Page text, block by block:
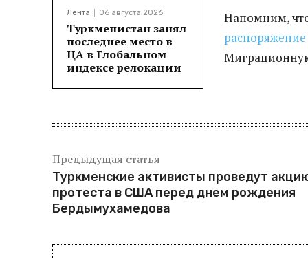
Лента 06 августа 2026
Туркменистан занял
последнее место в
ЦА в Глобальном
индексе релокации
Напомним,
распоряжение
Предыдущая статья
Туркменские активисты проведут
протеста в США перед днем рождения
Бердымухамедова